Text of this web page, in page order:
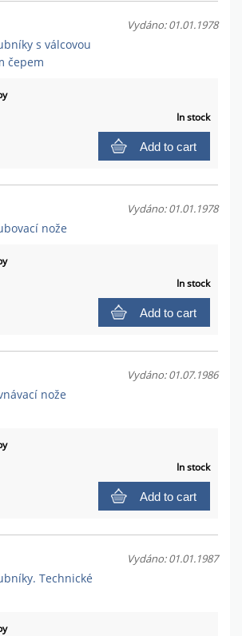
s válcovou
čepem
Vydáno: 01.01.1978
In stock
Add to cart
nože
Vydáno: 01.01.1978
In stock
Add to cart
nože
Vydáno: 01.07.1986
In stock
Add to cart
Technické
Vydáno: 01.01.1987